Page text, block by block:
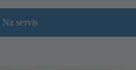
Na servis